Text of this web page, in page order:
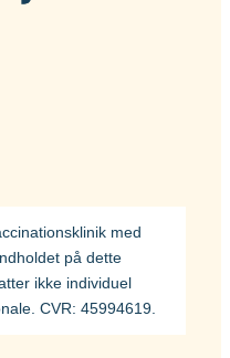
med
på dette
ikke individuel
CVR: 45994619.